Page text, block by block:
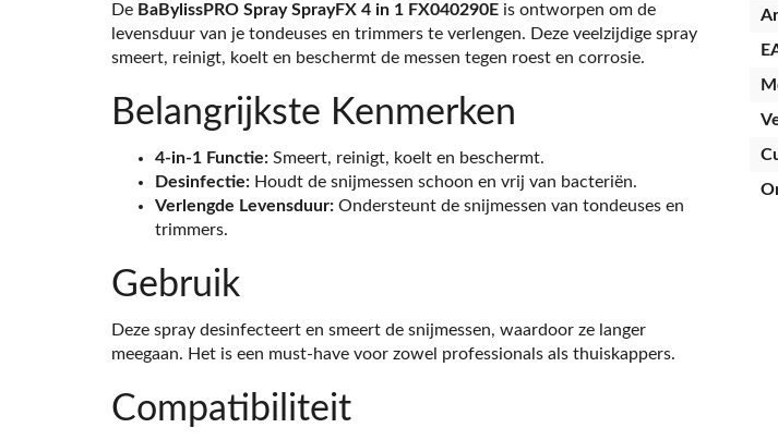
De BaBylissPRO Spray SprayFX 4 in 1 FX040290E is ontworpen om de
levensduur van je tondeuses en trimmers te verlengen. Deze veelzijdige spray
smeert, reinigt, koelt en beschermt de messen tegen roest en corrosie.
Belangrijkste Kenmerken
4-in-1 Functie: Smeert, reinigt, koelt en beschermt.
Desinfectie: Houdt de snijmessen schoon en vrij van bacteriën.
Verlengde Levensduur: Ondersteunt de snijmessen van tondeuses en
trimmers.
Gebruik
Deze spray desinfecteert en smeert de snijmessen, waardoor ze langer
meegaan. Het is een must-have voor zowel professionals als thuiskappers.
Compatibiliteit